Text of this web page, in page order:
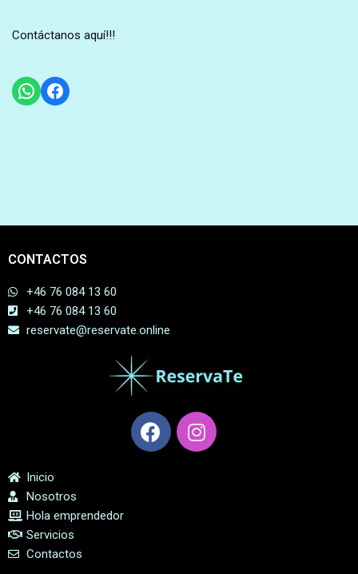
Contáctanos aquí!!!
CONTACTOS
+46 76 084 13 60
+46 76 084 13 60
reservate@reservate.online
Inicio
Nosotros
Hola emprendedor
Servicios
Contactos